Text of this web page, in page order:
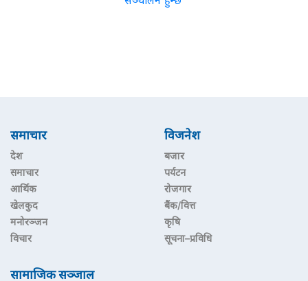
समाचार
देश
समाचार
आर्थिक
खेलकुद
मनोरञ्जन
विचार
विजनेश
बजार
पर्यटन
रोजगार
बैंक/वित्त
कृषि
सूचना–प्रविधि
सामाजिक सञ्जाल